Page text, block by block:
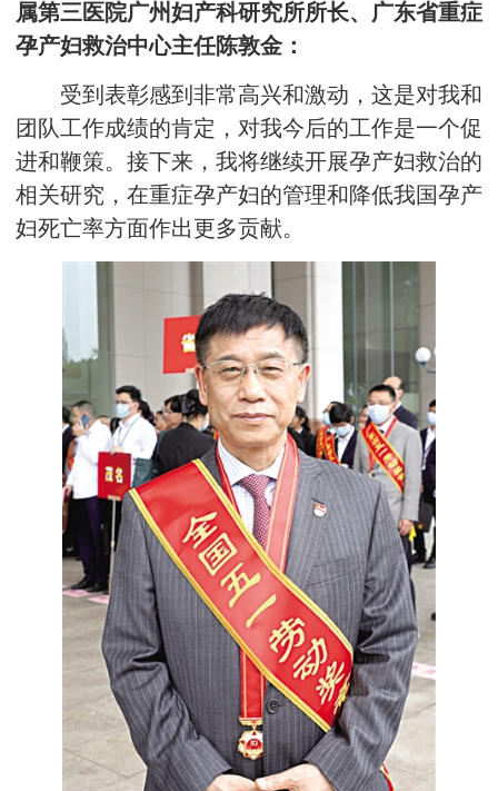
属第三医院广州妇产科研究所所长、广东省重症
孕产妇救治中心主任陈敦金：
受到表彰感到非常高兴和激动，这是对我和
团队工作成绩的肯定，对我今后的工作是一个促
进和鞭策。接下来，我将继续开展孕产妇救治的
相关研究，在重症孕产妇的管理和降低我国孕产
妇死亡率方面作出更多贡献。